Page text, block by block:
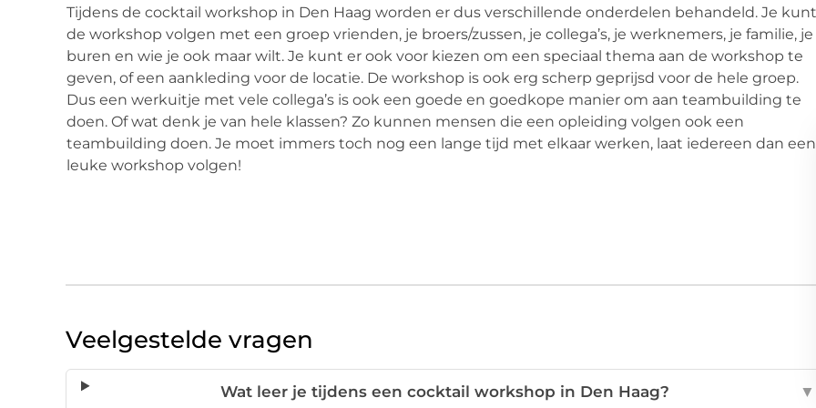
Tijdens de cocktail workshop in Den Haag worden er dus verschillende onderdelen behandeld. Je kunt
de workshop volgen met een groep vrienden, je broers/zussen, je collega’s, je werknemers, je familie, je
buren en wie je ook maar wilt. Je kunt er ook voor kiezen om een speciaal thema aan de workshop te
geven, of een aankleding voor de locatie. De workshop is ook erg scherp geprijsd voor de hele groep.
Dus een werkuitje met vele collega’s is ook een goede en goedkope manier om aan teambuilding te
doen. Of wat denk je van hele klassen? Zo kunnen mensen die een opleiding volgen ook een
teambuilding doen. Je moet immers toch nog een lange tijd met elkaar werken, laat iedereen dan een
leuke workshop volgen!
Veelgestelde vragen
Wat leer je tijdens een cocktail workshop in Den Haag? ▼